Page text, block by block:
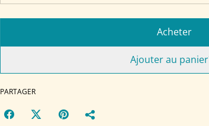
Acheter
Ajouter au panier
PARTAGER